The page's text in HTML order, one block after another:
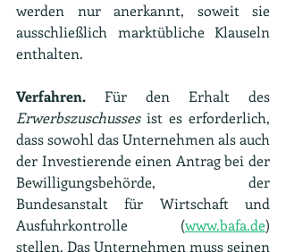
werden nur anerkannt, soweit sie
ausschließlich marktübliche Klauseln
enthalten.
Verfahren. Für den Erhalt des
Erwerbszuschusses ist es erforderlich,
dass sowohl das Unternehmen als auch
der Investierende einen Antrag bei der
Bewilligungsbehörde, der
Bundesanstalt für Wirtschaft und
Ausfuhrkontrolle (www.bafa.de)
stellen. Das Unternehmen muss seinen